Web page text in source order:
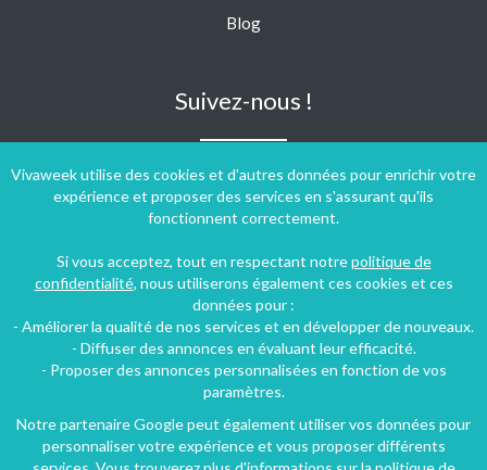
Vivaweek utilise des cookies et d'autres données pour enrichir votre
expérience et proposer des services en s'assurant qu'ils
fonctionnent correctement.
Si vous acceptez, tout en respectant notrepolitique de
confidentialité, nous utiliserons également ces cookies et ces
données pour :
- Améliorer la qualité de nos services et en développer de nouveaux.
- Diffuser des annonces en évaluant leur efficacité.
- Proposer des annonces personnalisées en fonction de vos
paramètres.
Notre partenaire Google peut également utiliser vos données pour
personnaliser votre expérience et vous proposer différents
Blog
Suivez-nous !
Conditions générales d'utilisation- Politique de confidentialité